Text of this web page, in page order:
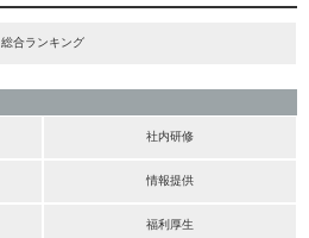
総合ランキング
社内研修
情報提供
福利厚生